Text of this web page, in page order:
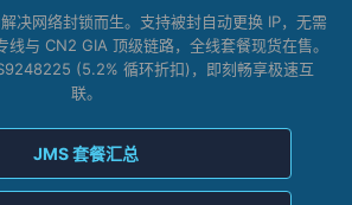
决网络封锁而生。支持被封自动更换 IP，无需
线与 CN2 GIA 顶级链路，全线套餐现货在售。
(5.2% 循环折扣)，即刻畅享极速互
联。
JMS 套餐汇总